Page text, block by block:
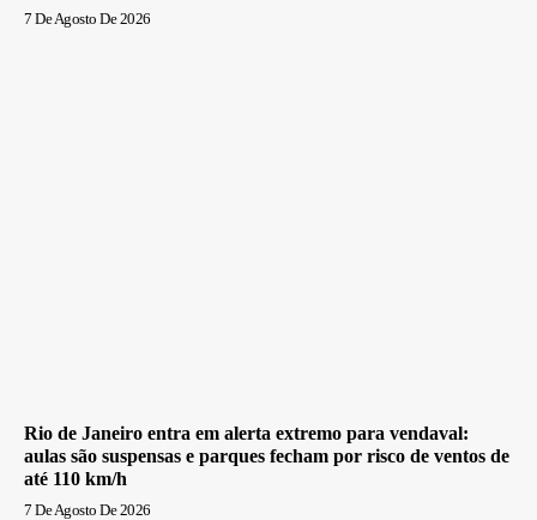
7 De Agosto De 2026
Rio de Janeiro entra em alerta extremo para vendaval:
aulas são suspensas e parques fecham por risco de ventos de
até 110 km/h
7 De Agosto De 2026